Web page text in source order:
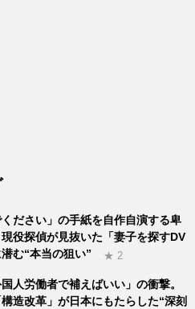
ください」の手紙を自作自演する卑
役探偵が見抜いた「妻子を探すDV
む“本当の狙い”
★ 2
国人労働者で補えばいい」の衝撃。
造改革」が日本にもたらした“深刻